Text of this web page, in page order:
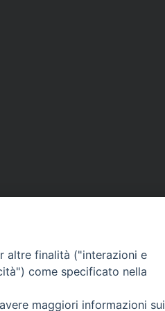
SEGUICI SU
altre finalità ("interazioni e
come specificato nella
maggiori informazioni sui